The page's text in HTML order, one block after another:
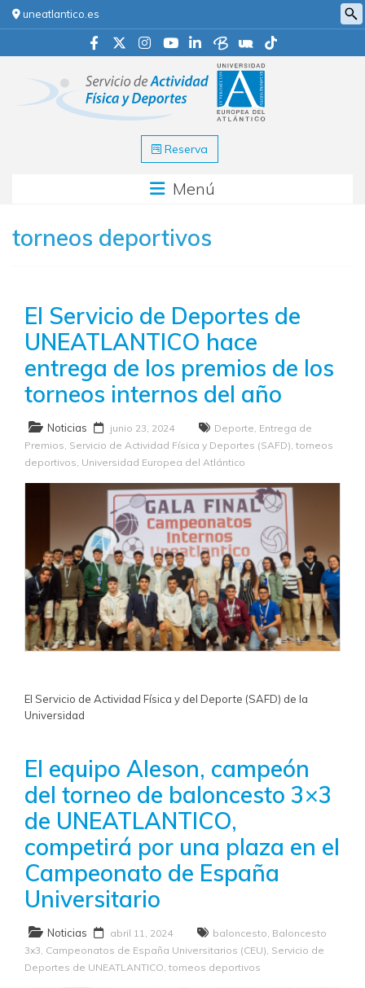
uneatlantico.es
Reserva
Menú
torneos deportivos
El Servicio de Deportes de
UNEATLANTICO hace
entrega de los premios de los
torneos internos del año
Noticias junio 23, 2024 Deporte Entrega de
Premios Servicio de Actividad Física y Deportes (SAFD) torneos
deportivos Universidad Europea del Atlántico
El Servicio de Actividad Física y del Deporte (SAFD) de la
Universidad
El equipo Aleson, campeón
del torneo de baloncesto 3×3
de UNEATLANTICO,
competirá por una plaza en el
Campeonato de España
Universitario
Noticias abril 11, 2024 baloncesto, Baloncesto
3x3, Campeonatos de España Universitarios (CEU), Servicio de
Deportes de UNEATLANTICO, torneos deportivos